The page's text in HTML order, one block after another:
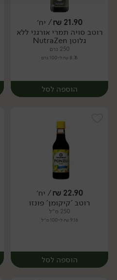
יח׳
21.90
₪/ יח׳
רוטב סויה תמרי אורגני ללא
גלוטן NutraZen
250 גרם
8.76 ₪ ל-100 גרם
הוספה לסל
יח׳
22.90
₪/ יח׳
רוטב 'קיקומן' פונזו
250 מ״ל
9.16 ₪ ל-100 מ״ל
הוספה לסל
יח׳